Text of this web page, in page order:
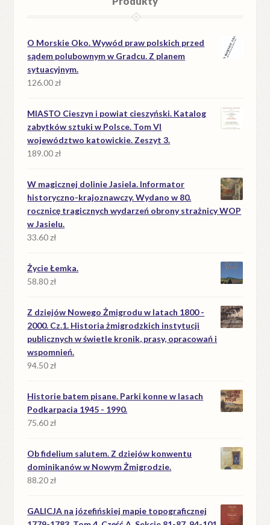
O Morskie Oko. Wywód praw polskich przed
sądem polubownym w Gradcu. Z planem
sytuacyjnym.
126.00zł
MIASTO Cieszyn i powiat cieszyński. Katalog
zabytków sztuki w Polsce. Tom VI
województwo katowickie. Zeszyt 3.
189.00zł
W magicznej dolinie Jasiela. Informator
historyczno-krajoznawczy. Wydano w 80.
rocznicę tragicznych wydarzeń obrony strażnicy WOP
w Jasielu.
33.60zł
Życie Łemka.
58.80zł
Z dziejów Nowego Żmigrodu w latach 1800 -
2000. Cz.1. Historia żmigrodzkich instytucji
publicznych w świetle kronik, prasy, opracowań i
wspomnień.
94.50zł
Historie batem pisane. Parki konne w lasach
Podkarpacia 1945 - 1990.
75.60zł
Ob fidelium salutem. Z dziejów konwentu
dominikanów w Nowym Żmigrodzie.
88.20zł
GALICJA na józefińskiej mapie topograficznej